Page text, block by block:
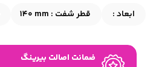
ابعاد : قطر شفت : 140 mm
ضمانت اصالت بیرینگ